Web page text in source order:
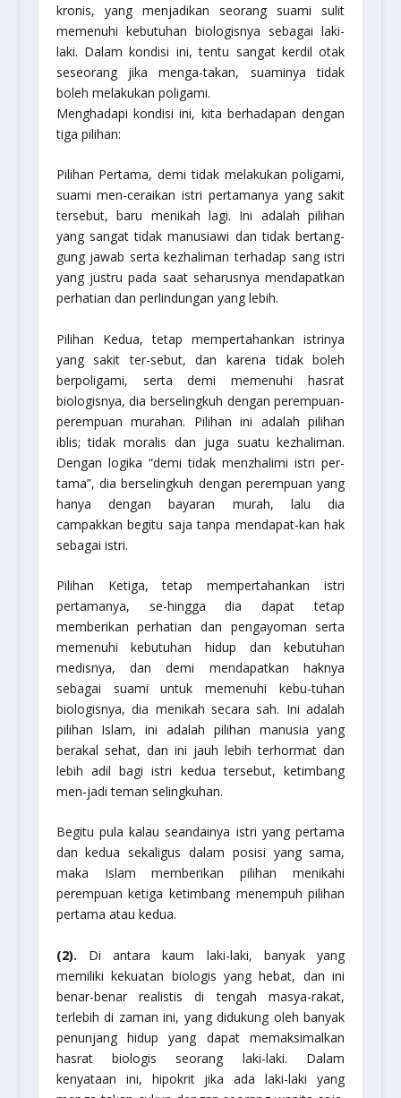
kronis, yang menjadikan seorang suami sulit
memenuhi kebutuhan biologisnya sebagai laki-
laki. Dalam kondisi ini, tentu sangat kerdil otak
seseorang jika menga-takan, suaminya tidak
boleh melakukan poligami.
Menghadapi kondisi ini, kita berhadapan dengan
tiga pilihan:
Pilihan Pertama, demi tidak melakukan poligami,
suami men-ceraikan istri pertamanya yang sakit
tersebut, baru menikah lagi. Ini adalah pilihan
yang sangat tidak manusiawi dan tidak bertang-
gung jawab serta kezhaliman terhadap sang istri
yang justru pada saat seharusnya mendapatkan
perhatian dan perlindungan yang lebih.
Pilihan Kedua, tetap mempertahankan istrinya
yang sakit ter-sebut, dan karena tidak boleh
berpoligami, serta demi memenuhi hasrat
biologisnya, dia berselingkuh dengan perempuan-
perempuan murahan. Pilihan ini adalah pilihan
iblis; tidak moralis dan juga suatu kezhaliman.
Dengan logika “demi tidak menzhalimi istri per-
tama”, dia berselingkuh dengan perempuan yang
hanya dengan bayaran murah, lalu dia
campakkan begitu saja tanpa mendapat-kan hak
sebagai istri.
Pilihan Ketiga, tetap mempertahankan istri
pertamanya, se-hingga dia dapat tetap
memberikan perhatian dan pengayoman serta
memenuhi kebutuhan hidup dan kebutuhan
medisnya, dan demi mendapatkan haknya
sebagai suami untuk memenuhi kebu-tuhan
biologisnya, dia menikah secara sah. Ini adalah
pilihan Islam, ini adalah pilihan manusia yang
berakal sehat, dan ini jauh lebih terhormat dan
lebih adil bagi istri kedua tersebut, ketimbang
men-jadi teman selingkuhan.
Begitu pula kalau seandainya istri yang pertama
dan kedua sekaligus dalam posisi yang sama,
maka Islam memberikan pilihan menikahi
perempuan ketiga ketimbang menempuh pilihan
pertama atau kedua.
(2). Di antara kaum laki-laki, banyak yang
memiliki kekuatan biologis yang hebat, dan ini
benar-benar realistis di tengah masya-rakat,
terlebih di zaman ini, yang didukung oleh banyak
penunjang hidup yang dapat memaksimalkan
hasrat biologis seorang laki-laki. Dalam
kenyataan ini, hipokrit jika ada laki-laki yang